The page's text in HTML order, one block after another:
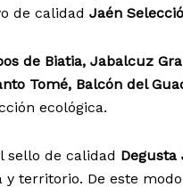
de calidad Jaén
de Biatia, Jabalcuz
Tomé, Balcón del
ecológica.
sello de calidad Degusta
territorio. De este